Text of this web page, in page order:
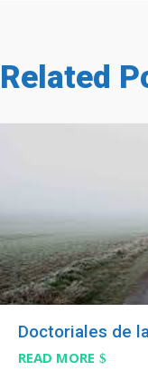
Related
Doctoriales de
READ MORE